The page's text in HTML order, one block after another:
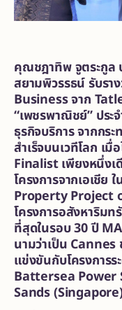
คุณชฎาทิพ จูตระกูล
สยามพิวรรธน์รับรา
Business จาก
“เพชรพาณิชย์” ประ
ธุรกิจบริการ จากก
สำเร็จบนเวทีโลก เ
Finalist เพียงหนึ่งเ
โครงการจากเอเชี
Property Project
โครงการอสังหาริม
ที่สุดในรอบ 30 ปี
นามว่าเป็น Cannes
แข่งขันกับโครงการร
Battersea Power
Sands